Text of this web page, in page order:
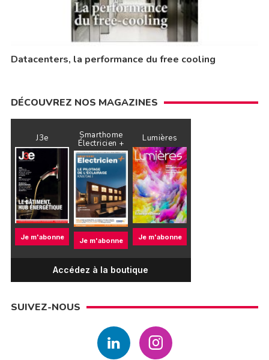
Datacenters, la performance du free cooling
DÉCOUVREZ NOS MAGAZINES
J3e
Je m'abonne
Smarthome
Électricien +
Je m'abonne
Lumières
Je m'abonne
Accédez à la boutique
SUIVEZ-NOUS